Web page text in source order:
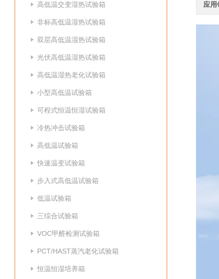
高低温交变湿热试验箱
非标高低温湿热试验箱
双层高低温湿热试验箱
光伏高低温湿热试验箱
高低温湿热老化试验箱
小型高低温试验箱
可程式恒温恒湿试验箱
冷热冲击试验箱
高低温试验箱
快速温变试验箱
步入式高低温试验箱
低温试验箱
三综合试验箱
VOC甲醛检测试验箱
PCT/HAST蒸汽老化试验箱
恒温恒湿培养箱
应用